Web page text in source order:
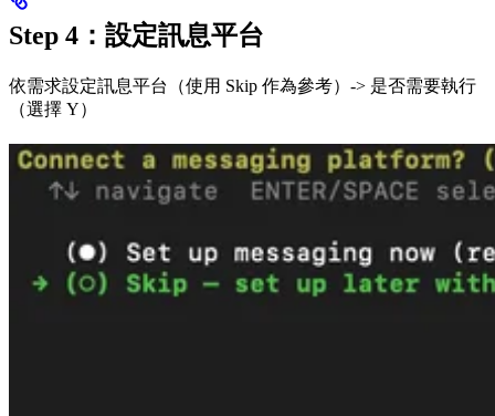
Step 4：設定訊息平台
依需求設定訊息平台（使用 Skip 作為參考）-> 是否需要執行
（選擇 Y）